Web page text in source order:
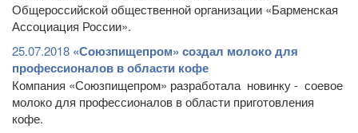
Общероссийской общественной организации «Барменская
Ассоциация России».
25.07.2018 «Союзпищепром» создал молоко для
профессионалов в области кофе
Компания «Союзпищепром» разработала новинку - соевое
молоко для профессионалов в области приготовления
кофе.